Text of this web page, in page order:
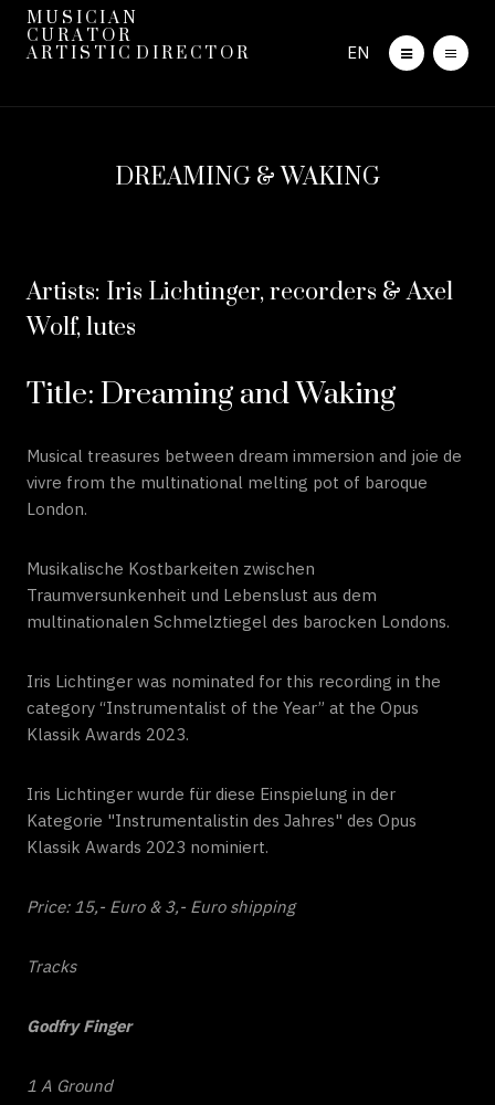
M U S I C I A N
C U R A T O R
A R T I S T I C D I R E C T O R
EN
DREAMING & WAKING
Artists: Iris Lichtinger, recorders & Axel
Wolf, lutes
Title: Dreaming and Waking
Musical treasures between dream immersion and joie de
vivre from the multinational melting pot of baroque
London.
Musikalische Kostbarkeiten zwischen
Traumversunkenheit und Lebenslust aus dem
multinationalen Schmelztiegel des barocken Londons.
Iris Lichtinger was nominated for this recording in the
category “Instrumentalist of the Year” at the Opus
Klassik Awards 2023.
Iris Lichtinger wurde für diese Einspielung in der
Kategorie "Instrumentalistin des Jahres" des Opus
Klassik Awards 2023 nominiert.
Price: 15,- Euro & 3,- Euro shipping
Tracks
Godfry Finger
1 A Ground